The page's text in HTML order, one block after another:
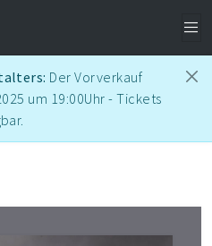
Der Vorverkauf
um 19:00Uhr - Tickets